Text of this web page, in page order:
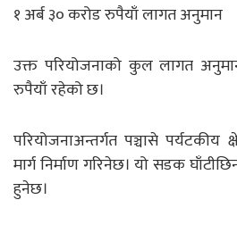
१ अर्ब ३० करोड रुपैयाँ लागत अनुमान
उक्त परियोजनाको कुल लागत
रुपैयाँ रहेको छ।
परियोजनाअन्तर्गत पञ्चासे पर्यटकीय
मार्ग निर्माण गरिनेछ। यो सडक
हुनेछ।